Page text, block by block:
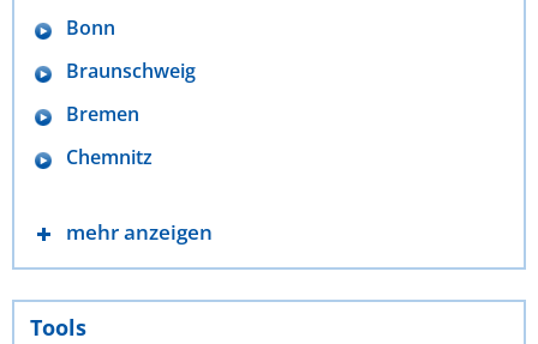
Bonn
Braunschweig
Bremen
Chemnitz
mehr anzeigen
Tools